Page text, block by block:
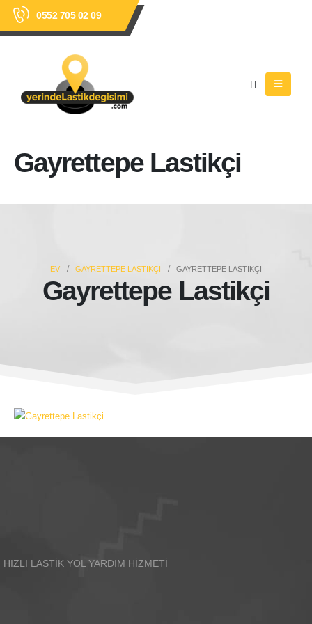
0552 705 02 09
Gayrettepe Lastikçi
EV GAYRETTEPE LASTIKÇI GAYRETTEPE LASTIKÇI
Gayrettepe Lastikçi
HIZLI LASTİK YOL YARDIM HİZMETİ